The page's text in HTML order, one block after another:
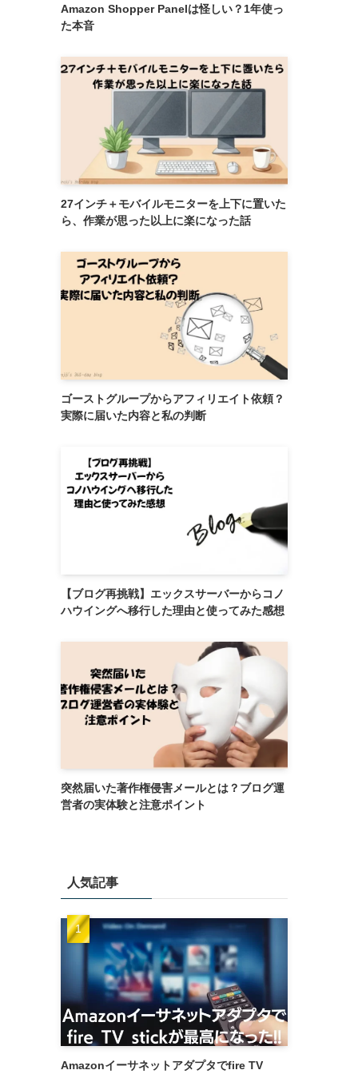
Amazon Shopper Panelは怪しい？1年使っ
た本音
27インチ＋モバイルモニターを上下に置いた
ら、作業が思った以上に楽になった話
ゴーストグループからアフィリエイト依頼？
実際に届いた内容と私の判断
【ブログ再挑戦】エックスサーバーからコノ
ハウイングへ移行した理由と使ってみた感想
突然届いた著作権侵害メールとは？ブログ運
営者の実体験と注意ポイント
人気記事
Amazonイーサネットアダプタでfire TV